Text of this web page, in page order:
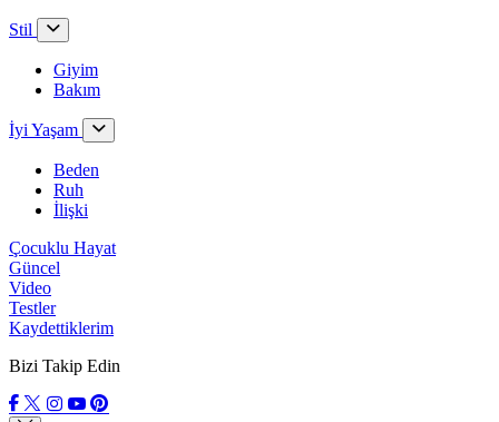
Stil
Giyim
Bakım
İyi Yaşam
Beden
Ruh
İlişki
Çocuklu Hayat
Güncel
Video
Testler
Kaydettiklerim
Bizi Takip Edin